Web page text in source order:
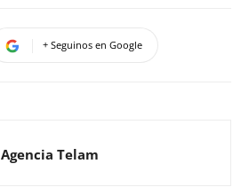
+ Seguinos en Google
Agencia Telam